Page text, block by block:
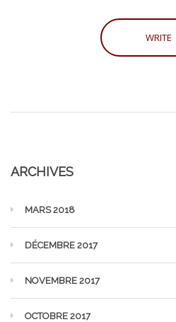
ARCHIVES
MARS 2018
DÉCEMBRE 2017
NOVEMBRE 2017
OCTOBRE 2017